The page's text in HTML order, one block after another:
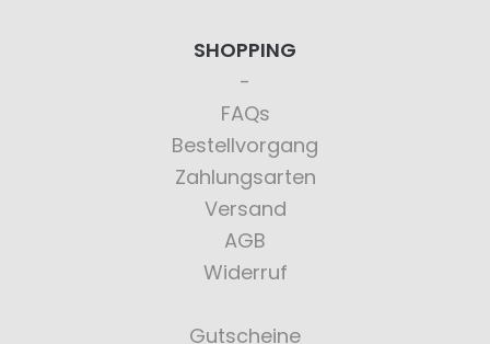
SHOPPING
FAQs
Bestellvorgang
Zahlungsarten
Versand
AGB
Widerruf
Gutscheine